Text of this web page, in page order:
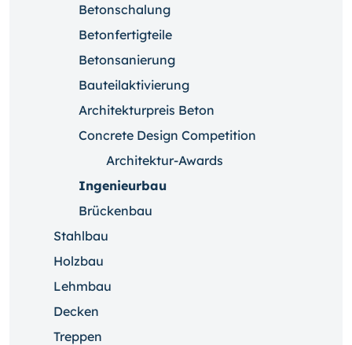
Betonschalung
Betonfertigteile
Betonsanierung
Bauteilaktivierung
Architekturpreis Beton
Concrete Design Competition
Architektur-Awards
Ingenieurbau
Brückenbau
Stahlbau
Holzbau
Lehmbau
Decken
Treppen